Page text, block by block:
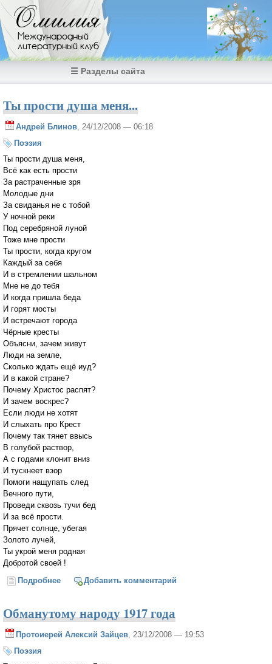
Перейти к основному содержанию
Омилия
Международный
литературный клуб
☰ Разделы сайта
Ты прости душа меня...
Андрей Блинов , 24/12/2008 — 06:18
Поэзия
Ты прости душа меня,
Всё как есть прости
За растраченные зря
Молодые дни
За свиданья не с тобой
У ночной реки
Под серебряной луной
Тоже мне прости
Ты прости, когда кругом
Каждый за себя
И в стремлении шальном
Мне не до тебя
И когда пришла беда
И горят мосты
И встречают города
Чёрные кресты
Объясни, зачем живут
Люди на земле,
Сколько ждать ещё иуд?
И в какой стране?
Почему Христос распят?
И зачем воскрес?
Если люди не хотят
И слыхать про Крест
Почему так тянет ввысь
В голубой раствор,
А с годами клонит вниз
И тускнеет взор
Помоги нащупать след
Вечного пути,
Проведи сквозь тучи бед
И за всё прости.
Прячет солнце, убегая
Золото лучей,
Ты укрой меня родная
Добротой своей !
Подробнее о Ты прости душа меня...
Добавить комментарий
Обманутому народу 1917 года
Протоиерей Алексий Зайцев , 23/12/2008 — 19:53
Поэзия